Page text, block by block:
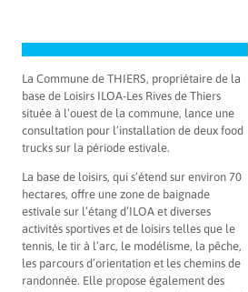
La Commune de THIERS, propriétaire de la
base de Loisirs ILOA-Les Rives de Thiers
située à l’ouest de la commune, lance une
consultation pour l’installation de deux food
trucks sur la période estivale.
La base de loisirs, qui s’étend sur environ 70
hectares, offre une zone de baignade
estivale sur l’étang d’ILOA et diverses
activités sportives et de loisirs telles que le
tennis, le tir à l’arc, le modélisme, la pêche,
les parcours d’orientation et les chemins de
randonnée. Elle propose également des